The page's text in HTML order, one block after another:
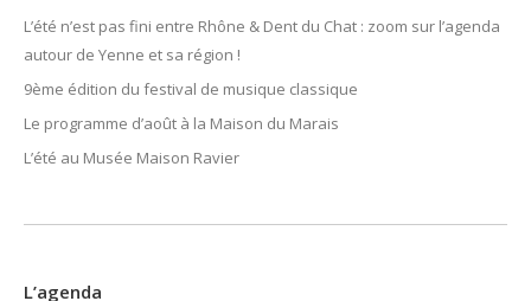
L’été n’est pas fini entre Rhône & Dent du Chat : zoom sur l’agenda
autour de Yenne et sa région !
9ème édition du festival de musique classique
Le programme d’août à la Maison du Marais
L’été au Musée Maison Ravier
L’agenda